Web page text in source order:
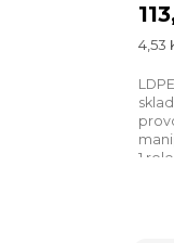
4,53
1